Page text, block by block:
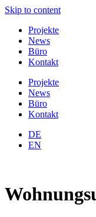
Skip to content
Projekte
News
Büro
Kontakt
Projekte
News
Büro
Kontakt
DE
EN